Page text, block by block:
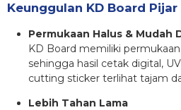
Keunggulan KD Board
Permukaan Halus & Mudah
KD Board memiliki
sehingga hasil cetak digital,
cutting sticker terlihat tajam
Lebih Tahan Lama